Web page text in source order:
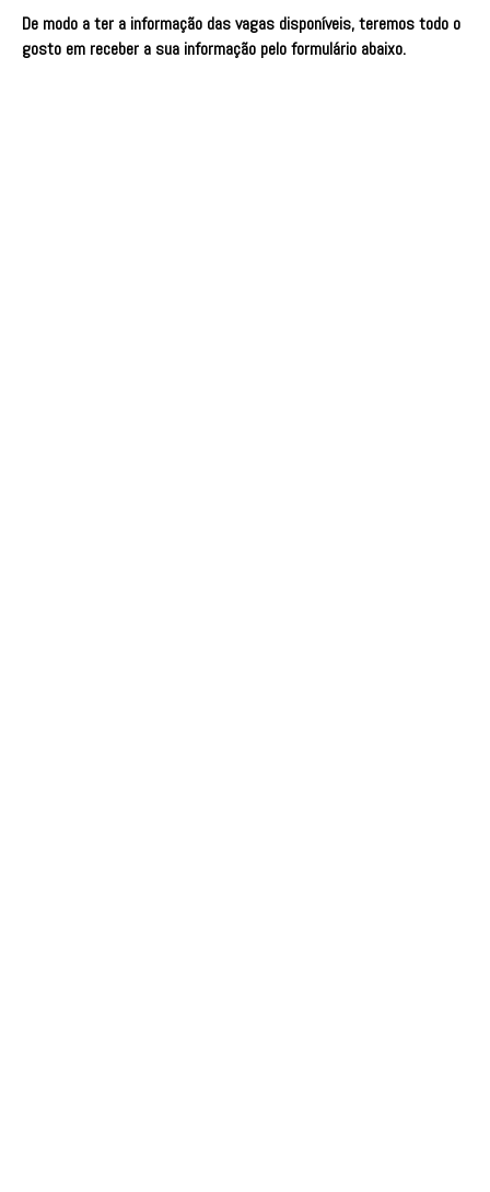
De modo a ter a informação das vagas disponíveis, teremos todo o
gosto em receber a sua informação pelo formulário abaixo.